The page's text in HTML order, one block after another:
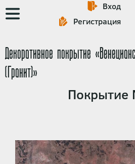
Основная
навигация
Вход
Регистрация
Декоративное покрытие
(Гранит)»